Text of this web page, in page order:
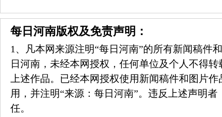
每日河南版权及免责声明：
1、凡本网来源注明“每日河南”的所有新闻稿件
日河南，未经本网授权，任何单位及个人不得
上述作品。已经本网授权使用新闻稿件和图片
用，并注明“来源：每日河南”。违反上述声明
任。